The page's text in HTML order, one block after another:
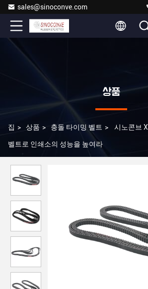
sales@sinoconve.com
상품
집 > 상품 > 충돌 타이밍 벨트 > 시노콘브
벨트로 인쇄소의 성능을 높여라